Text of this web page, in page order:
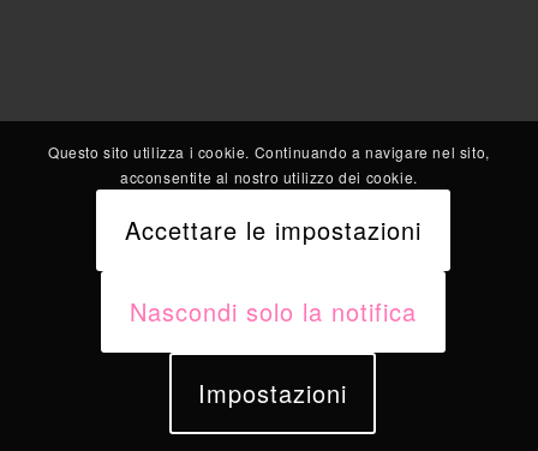
Questo sito utilizza i cookie. Continuando a navigare nel sito,
acconsentite al nostro utilizzo dei cookie.
Accettare le impostazioni
Nascondi solo la notifica
Impostazioni